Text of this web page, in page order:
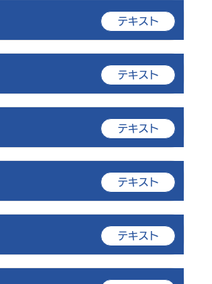
テキスト
テキスト
テキスト
テキスト
テキスト